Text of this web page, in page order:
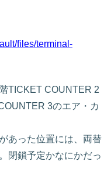
files/terminal-
TICKET COUNTER 2
3のエア・カ
あった位置には、両替
閉鎖予定かなにかだっ